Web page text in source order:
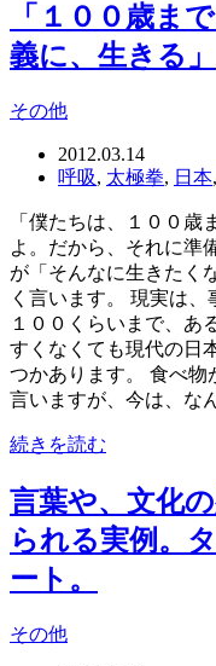
「１００歳ま
義に、生きる」
その他
2012.03.14
呼吸, 太極拳, 日本,
「僕たちは、１００
よ。だから、それに準
が「そんなに生きたく
く言います。 現実は
１００くらいまで、あ
すくなくても現代の日
つかあります。 食べ物
言いますが、今は、な
続きを読む
言葉や、文化
られる実例。
ート。
その他